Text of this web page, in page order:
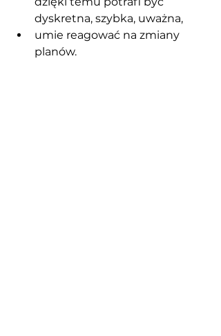
dyskretna, szybka, uważna,
umie reagować na zmiany
planów.